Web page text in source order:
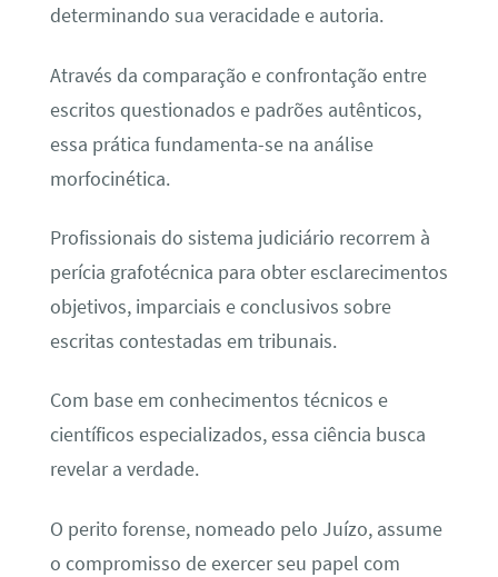
determinando sua veracidade e autoria.
Através da comparação e confrontação entre
escritos questionados e padrões autênticos,
essa prática fundamenta-se na análise
morfocinética.
Profissionais do sistema judiciário recorrem à
perícia grafotécnica para obter esclarecimentos
objetivos, imparciais e conclusivos sobre
escritas contestadas em tribunais.
Com base em conhecimentos técnicos e
científicos especializados, essa ciência busca
revelar a verdade.
O perito forense, nomeado pelo Juízo, assume
o compromisso de exercer seu papel com